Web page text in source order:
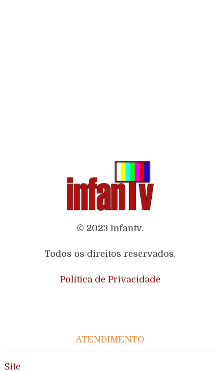
© 2023 Infantv.
Todos os direitos reservados.
Política de Privacidade
ATENDIMENTO
Site